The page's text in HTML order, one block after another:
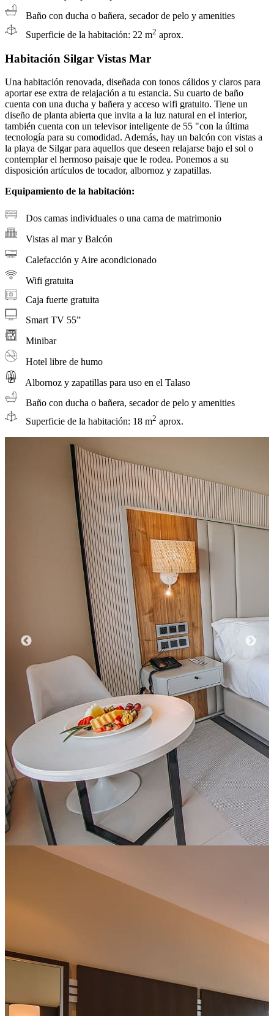
Baño con ducha o bañera, secador de pelo y amenities
Superficie de la habitación: 22 m2 aprox.
Habitación Silgar Vistas Mar
Una habitación renovada, diseñada con tonos cálidos y claros para
aportar ese extra de relajación a tu estancia. Su cuarto de baño
cuenta con una ducha y bañera y acceso wifi gratuito. Tiene un
diseño de planta abierta que invita a la luz natural en el interior,
también cuenta con un televisor inteligente de 55 "con la última
tecnología para su comodidad. Además, hay un balcón con vistas a
la playa de Silgar para aquellos que deseen relajarse bajo el sol o
contemplar el hermoso paisaje que le rodea. Ponemos a su
disposición artículos de tocador, albornoz y zapatillas.
Equipamiento de la habitación:
Dos camas individuales o una cama de matrimonio
Vistas al mar y Balcón
Calefacción y Aire acondicionado
Wifi gratuita
Caja fuerte gratuita
Smart TV 55”
Minibar
Hotel libre de humo
Albornoz y zapatillas para uso en el Talaso
Baño con ducha o bañera, secador de pelo y amenities
Superficie de la habitación: 18 m2 aprox.